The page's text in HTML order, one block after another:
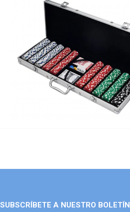
SUBSCRÍBETE A NUESTRO BOLETÍN